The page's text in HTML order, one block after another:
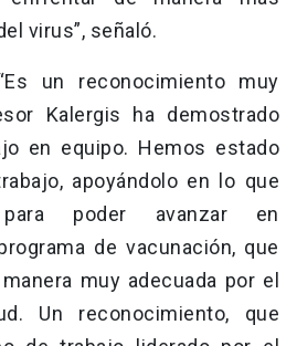
virus”, señaló.
un reconocimiento muy
Kalergis ha demostrado
en equipo. Hemos estado
apoyándolo en lo que
poder avanzar en
de vacunación, que
muy adecuada por el
Un reconocimiento, que